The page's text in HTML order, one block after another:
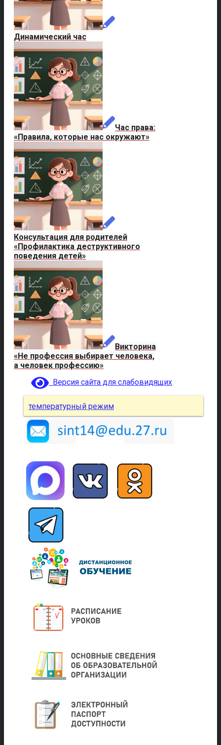
Динамический час
Час права:
«Правила, которые нас окружают»
Консультация для родителей
«Профилактика деструктивного
поведения детей»
Викторина
«Не профессия выбирает человека,
а человек профессию»
Версия сайта для слабовидящих
температурный режим